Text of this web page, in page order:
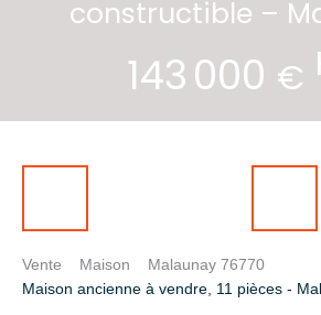
constructible –
143 000 €
Vente Maison
Malaunay 76770
Maison ancienne à vendre, 11 pièces -